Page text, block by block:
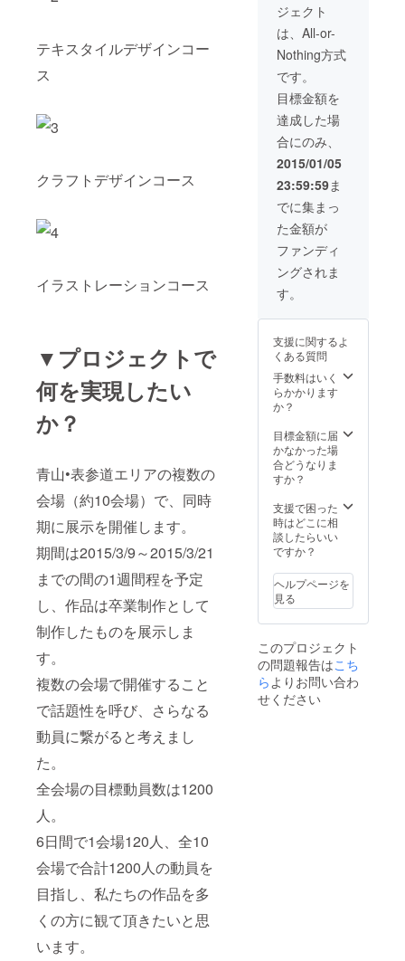
テキスタイルデザインコー
ス
クラフトデザインコース
イラストレーションコース
▼プロジェクトで
何を実現したい
か？
青山•表参道エリアの複数の
会場（約10会場）で、同時
期に展示を開催します。
期間は2015/3/9～2015/3/21
までの間の1週間程を予定
し、作品は卒業制作として
制作したものを展示しま
す。
複数の会場で開催すること
で話題性を呼び、さらなる
動員に繋がると考えまし
た。
全会場の目標動員数は1200
人。
6日間で1会場120人、全10
会場で合計1200人の動員を
目指し、私たちの作品を多
くの方に観て頂きたいと思
います。
ルTシャツ1枚 ・
オリジナルトー
トバッグ1個 ・
パンフレットの
中に1ページ分の
広告
ジェクト
は、All-or-
Nothing方式
です。
目標金額を
達成した場
合にのみ、
2015/01/05
23:59:59ま
でに集まっ
た金額が
ファンディ
ングされま
す。
支援に関するよ
くある質問
手数料はいく
らかかります
か？
目標金額に届
かなかった場
合どうなりま
すか？
支援で困った
時はどこに相
談したらいい
ですか？
ヘルプページを
見る
このプロジェクト
の問題報告はこち
らよりお問い合わ
せください